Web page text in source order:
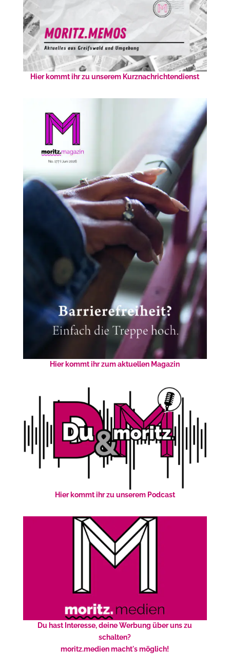
Hier kommt ihr zu unserem Kurznachrichtendienst
Hier kommt ihr zum aktuellen Magazin
Hier kommt ihr zu unserem Podcast
Du hast Interesse, deine Werbung über uns zu
schalten?
moritz.medien macht's möglich!